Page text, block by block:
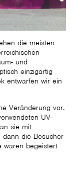
die meisten
und
einzigartig
entwarfen wir ein
Veränderung vor.
UV-
sie mit
dann die Besucher
waren begeistert